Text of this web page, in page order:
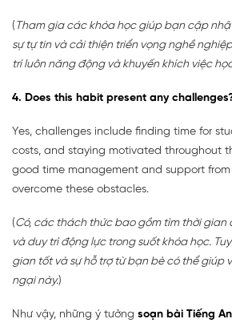
( Tham gia các khóa học giúp bạn cập
sự tự tin và cải thiện triển vọng nghề
trí luôn năng động và khuyến khích việc
4. Does this habit present any
Yes, challenges include finding time for
costs, and staying motivated throughout
good time management and support
overcome these obstacles.
(Có, các thách thức bao gồm tìm thời gian
và duy trì động lực trong suốt khóa học.
gian tốt và sự hỗ trợ từ bạn bè có thể giúp
ngại này.)
Như vậy, những ý tưởng soạn bài Tiếng